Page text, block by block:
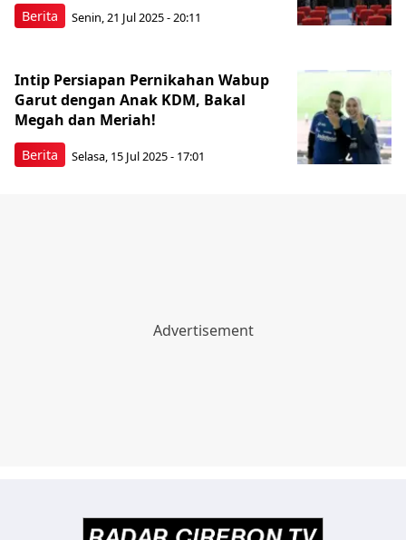
Berita Senin, 21 Jul 2025 - 20:11
Berita
Intip Persiapan Pernikahan Wabup
Garut dengan Anak KDM, Bakal
Megah dan Meriah!
Selasa, 15 Jul 2025 - 17:01